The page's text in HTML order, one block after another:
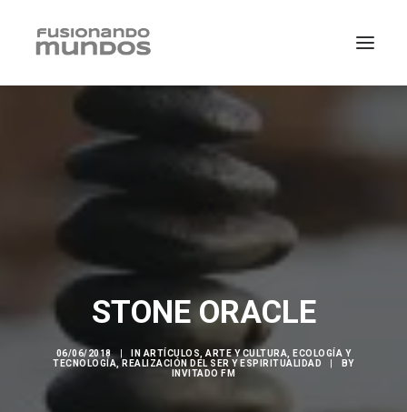
SEARCH
STONE ORACLE
06/06/2018 IN ARTÍCULOS ,ARTE Y CULTURA
ECOLOGÍA Y
TECNOLOGÍA
REALIZACIÓN DEL SER Y ESPIRITUALIDAD
BY
INVITADO FM